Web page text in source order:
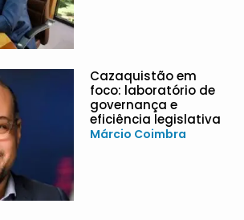
Cazaquistão em
foco: laboratório de
governança e
eficiência legislativa
Márcio Coimbra